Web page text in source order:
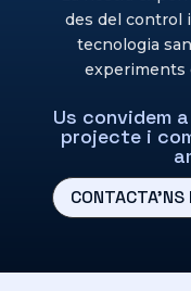
des del control
tecnologia
experiments
Us convidem
projecte i
CONTACTA'NS